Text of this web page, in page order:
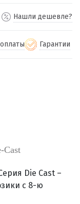
Нашли дешевле?
Гарантии
Cast
Die Cast –
с 8-ю